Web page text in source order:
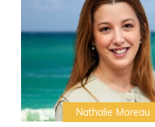
Nathalie Moreau